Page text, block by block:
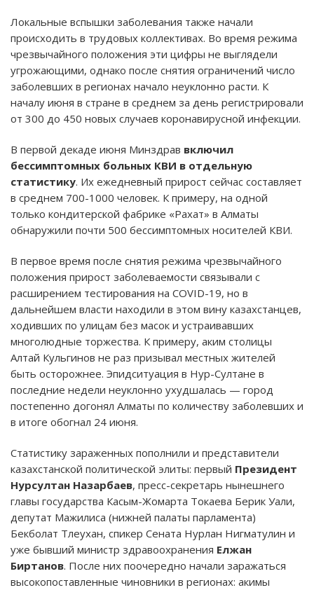
Локальные вспышки заболевания также начали
происходить в трудовых коллективах. Во время режима
чрезвычайного положения эти цифры не выглядели
угрожающими, однако после снятия ограничений число
заболевших в регионах начало неуклонно расти. К
началу июня в стране в среднем за день регистрировали
от 300 до 450 новых случаев коронавирусной инфекции.
В первой декаде июня Минздрав включил
бессимптомных больных КВИ в отдельную
статистику. Их ежедневный прирост сейчас составляет
в среднем 700-1000 человек. К примеру, на одной
только кондитерской фабрике «Рахат» в Алматы
обнаружили почти 500 бессимптомных носителей КВИ.
В первое время после снятия режима чрезвычайного
положения прирост заболеваемости связывали с
расширением тестирования на COVID-19, но в
дальнейшем власти находили в этом вину казахстанцев,
ходивших по улицам без масок и устраивавших
многолюдные торжества. К примеру, аким столицы
Алтай Кульгинов не раз призывал местных жителей
быть осторожнее. Эпидситуация в Нур-Султане в
последние недели неуклонно ухудшалась — город
постепенно догонял Алматы по количеству заболевших и
в итоге обогнал 24 июня.
Статистику зараженных пополнили и представители
казахстанской политической элиты: первый Президент
Нурсултан Назарбаев, пресс-секретарь нынешнего
главы государства Касым-Жомарта Токаева Берик Уали,
депутат Мажилиса (нижней палаты парламента)
Бекболат Тлеухан, спикер Сената Нурлан Нигматулин и
уже бывший министр здравоохранения Елжан
Биртанов. После них поочередно начали заражаться
высокопоставленные чиновники в регионах: акимы